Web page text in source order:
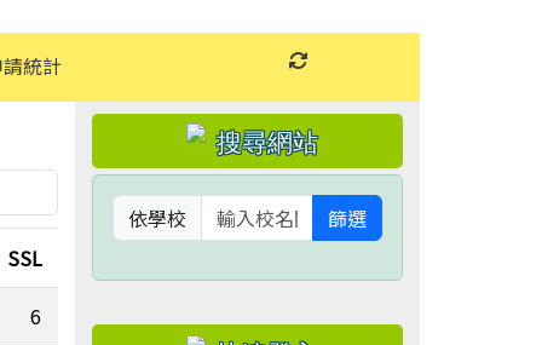
統計 重新取得佈景設定
SSL
6
左邊區域內容
依學校 篩選